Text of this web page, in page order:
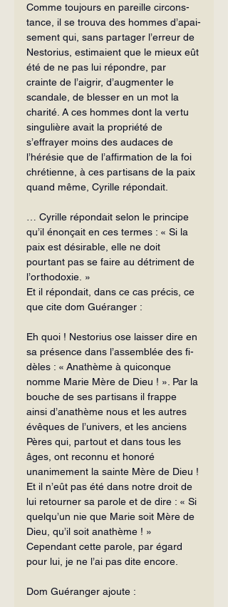
Comme toujours en pareille circons­
tance, il se trouva des hommes d’apai­
sement qui, sans partager l’erreur de
Nestorius, estimaient que le mieux eût
été de ne pas lui répondre, par
crainte de l’aigrir, d’augmenter le
scandale, de blesser en un mot la
charité. A ces hommes dont la vertu
singulière avait la propriété de
s’effrayer moins des au­daces de
l’hérésie que de l’affirmation de la foi
chrétienne, à ces partisans de la paix
quand même, Cyrille répon­dait.
… Cyrille répondait selon le principe
qu’il énonçait en ces termes : « Si la
paix est désirable, elle ne doit
pourtant pas se faire au détriment de
l’orthodoxie. »
Et il répondait, dans ce cas précis, ce
que cite dom Guéranger :
Eh quoi ! Nestorius ose laisser dire en
sa présence dans l’assemblée des fi­
dèles : « Anathème à quiconque
nomme Marie Mère de Dieu ! ». Par la
bouche de ses partisans il frappe
ainsi d’anathème nous et les autres
évêques de l’univers, et les anciens
Pères qui, partout et dans tous les
âges, ont re­connu et honoré
unanimement la sainte Mère de Dieu !
Et il n’eût pas été dans notre droit de
lui retourner sa parole et de dire : « Si
quelqu’un nie que Marie soit Mère de
Dieu, qu’il soit anathème ! »
Cependant cette parole, par égard
pour lui, je ne l’ai pas dite encore.
Dom Guéranger ajoute :